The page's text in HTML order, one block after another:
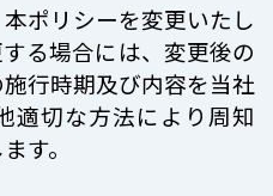
ポリシーを変更いたし
る場合には、変更後の
行時期及び内容を当社
適切な方法により周知
す。